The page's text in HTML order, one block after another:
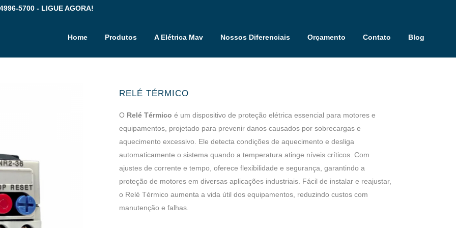
5700 - LIGUE AGORA!
Home Produtos A Elétrica Mav Nossos Diferenciais Orçamento Contato Blog
RELÉ TÉRMICO
O Relé Térmico é um dispositivo de proteção elétrica essencial para motores e
equipamentos, projetado para prevenir danos causados por sobrecargas e
aquecimento excessivo. Ele detecta condições de aquecimento e desliga
automaticamente o sistema quando a temperatura atinge níveis críticos. Com
ajustes de corrente e tempo, oferece flexibilidade e segurança, garantindo a
proteção de motores em diversas aplicações industriais. Fácil de instalar e reajustar,
o Relé Térmico aumenta a vida útil dos equipamentos, reduzindo custos com
manutenção e falhas.